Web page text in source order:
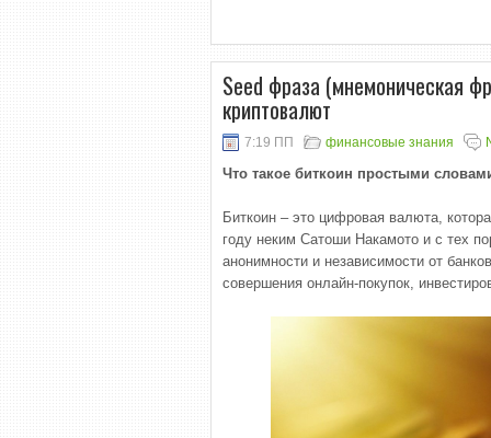
Seed фраза (мнемоническая
криптовалют
7:19 ПП финансовые знания
Что такое биткоин простыми
Биткоин – это цифровая валюта,
году неким Сатоши Накамото и с тех
анонимности и независимости от
совершения онлайн-покупок,